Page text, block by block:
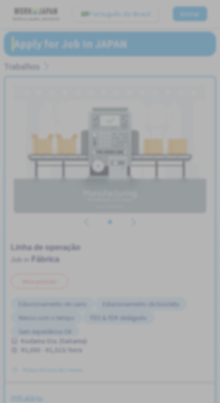
Português do Brasil Entrar
Apply for Job In JAPAN
Trabalhos
Linha de operação
Fábrica
Estacionamento de carro
Estacionamento de bicicleta
Menos com o tempo
FDS & FER desligado
Sem experiência OK
Kodama Sta. (Saitama)
¥1,050 - ¥1,313/ hora
Salário